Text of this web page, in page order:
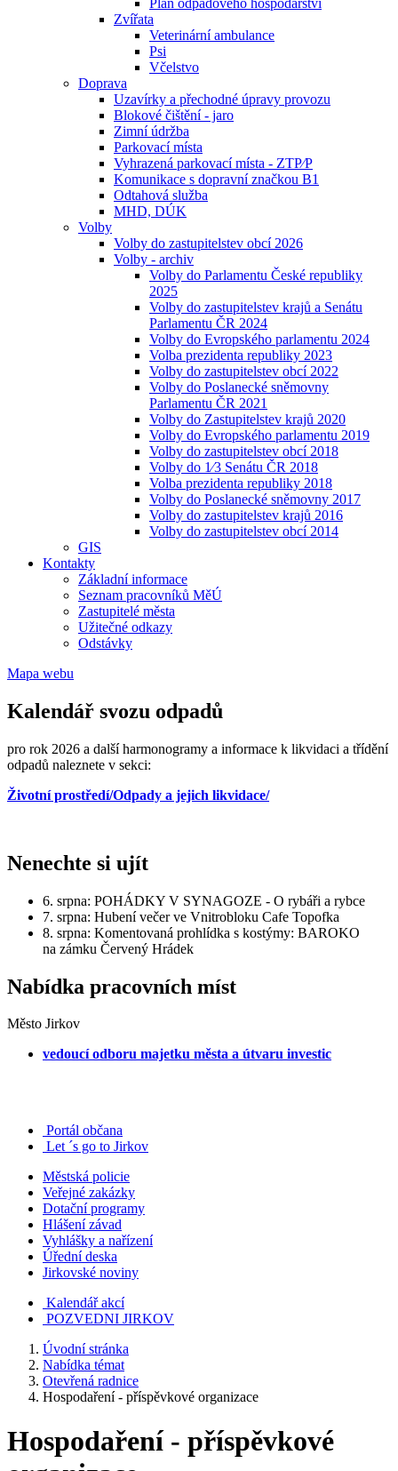
Plán odpadového hospodářství
Zvířata
Veterinární ambulance
Psi
Včelstvo
Doprava
Uzavírky a přechodné úpravy provozu
Blokové čištění - jaro
Zimní údržba
Parkovací místa
Vyhrazená parkovací místa - ZTP⁄P
Komunikace s dopravní značkou B1
Odtahová služba
MHD, DÚK
Volby
Volby do zastupitelstev obcí 2026
Volby - archiv
Volby do Parlamentu České republiky
2025
Volby do zastupitelstev krajů a Senátu
Parlamentu ČR 2024
Volby do Evropského parlamentu 2024
Volba prezidenta republiky 2023
Volby do zastupitelstev obcí 2022
Volby do Poslanecké sněmovny
Parlamentu ČR 2021
Volby do Zastupitelstev krajů 2020
Volby do Evropského parlamentu 2019
Volby do zastupitelstev obcí 2018
Volby do 1⁄3 Senátu ČR 2018
Volba prezidenta republiky 2018
Volby do Poslanecké sněmovny 2017
Volby do zastupitelstev krajů 2016
Volby do zastupitelstev obcí 2014
GIS
Kontakty
Základní informace
Seznam pracovníků MěÚ
Zastupitelé města
Užitečné odkazy
Odstávky
Mapa webu
Kalendář svozu odpadů
pro rok 2026 a další harmonogramy a informace k likvidaci a třídění
odpadů naleznete v sekci:
Životní prostředí/Odpady a jejich likvidace/
Nenechte si ujít
6. srpna: POHÁDKY V SYNAGOZE - O rybáři a rybce
7. srpna: Hubení večer ve Vnitrobloku Cafe Topofka
8. srpna: Komentovaná prohlídka s kostýmy: BAROKO
na zámku Červený Hrádek
Nabídka pracovních míst
Město Jirkov
vedoucí odboru majetku města a útvaru investic
Portál občana
Let ´s go to Jirkov
Městská policie
Veřejné zakázky
Dotační programy
Hlášení závad
Vyhlášky a nařízení
Úřední deska
Jirkovské noviny
Kalendář akcí
POZVEDNI JIRKOV
Úvodní stránka
Nabídka témat
Otevřená radnice
Hospodaření - příspěvkové organizace
Hospodaření - příspěvkové